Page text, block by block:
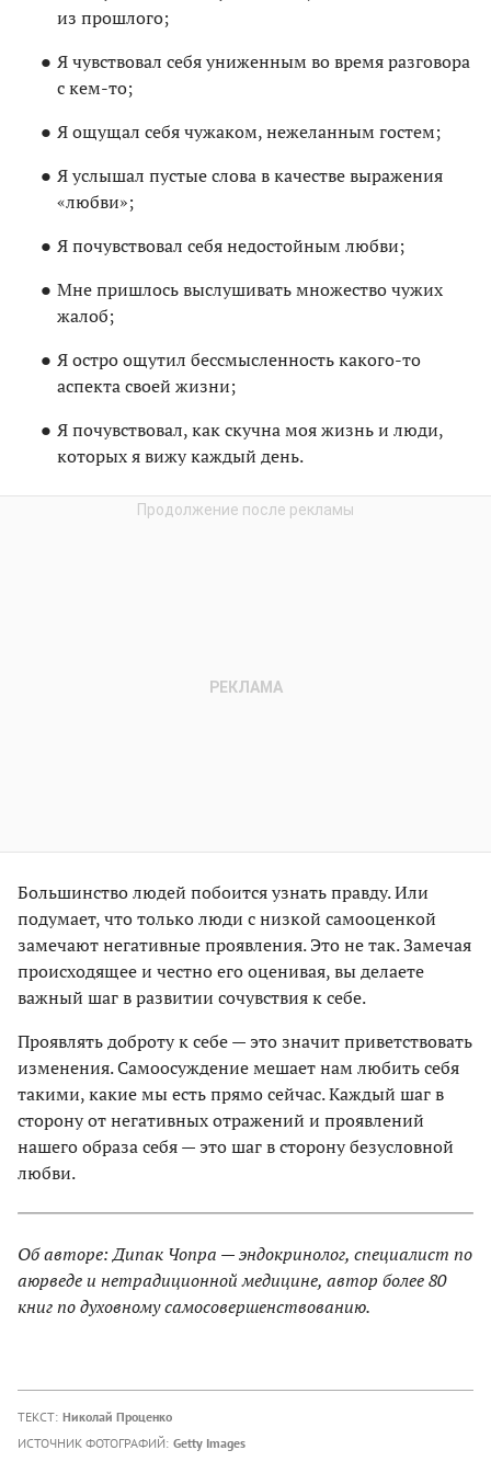
из прошлого;
Я чувствовал себя униженным во время разговора
с кем-то;
Я ощущал себя чужаком, нежеланным гостем;
Я услышал пустые слова в качестве выражения
«любви»;
Я почувствовал себя недостойным любви;
Мне пришлось выслушивать множество чужих
жалоб;
Я остро ощутил бессмысленность какого-то
аспекта своей жизни;
Я почувствовал, как скучна моя жизнь и люди,
которых я вижу каждый день.
Большинство людей побоится узнать правду. Или
подумает, что только люди с низкой самооценкой
замечают негативные проявления. Это не так. Замечая
происходящее и честно его оценивая, вы делаете
важный шаг в развитии сочувствия к себе.
Проявлять доброту к себе — это значит приветствовать
изменения. Самоосуждение мешает нам любить себя
такими, какие мы есть прямо сейчас. Каждый шаг в
сторону от негативных отражений и проявлений
нашего образа себя — это шаг в сторону безусловной
любви.
Об авторе: Дипак Чопра — эндокринолог, специалист по
аюрведе и нетрадиционной медицине, автор более 80
книг по духовному самосовершенствованию.
ТЕКСТ: Николай Проценко
ИСТОЧНИК ФОТОГРАФИЙ: Getty Images